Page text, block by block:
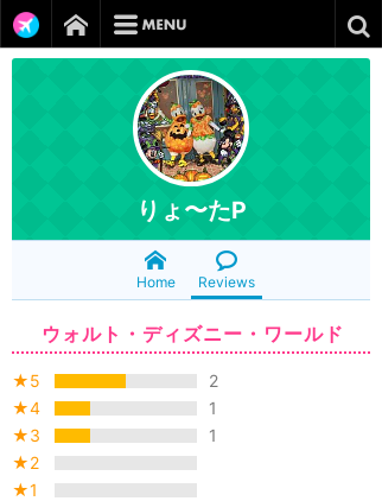
りょ〜たP
Home Reviews
ウォルト・ディズニー・ワールド
★5
2
★4
1
★3
1
★2
★1